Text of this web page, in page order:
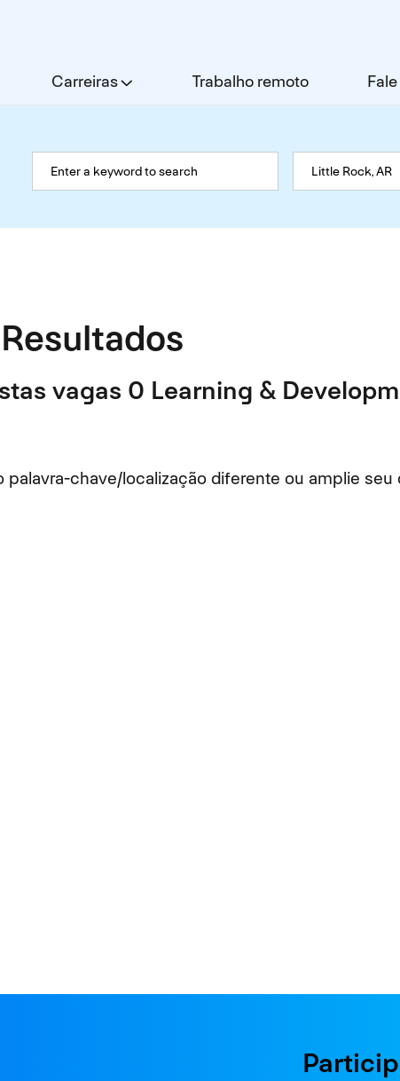
Carreiras Trabalho remoto
vagas 0 Learning &
palavra-chave/localização diferente ou amplie seu